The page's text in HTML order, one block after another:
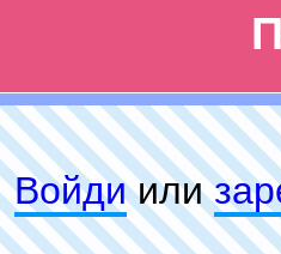
Войдиили